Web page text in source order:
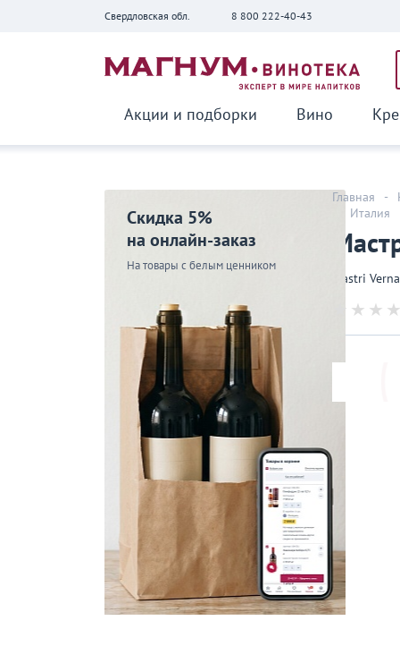
Свердловская обл. 8 800 222-40-43
Акции и подборки Вино
Скидка 5%
на онлайн-заказ
На товары с белым ценником
Главная -
Италия
Mastri